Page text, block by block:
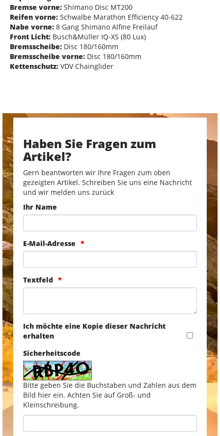
Bremse vorne: Shimano Disc MT200
Reifen vorne: Schwalbe Marathon Efficiency 40-622
Nabe vorne: 8 Gang Shimano Alfine Freilauf
Front Licht: Busch&Müller IQ-XS (80 Lux)
Bremsscheibe: Disc 180/160mm
Bremsscheibe vorne: Disc 180/160mm
Kettenschutz: VDV Chainglider
Haben Sie Fragen zum
Artikel?
Gern beantworten wir Ihre Fragen zum oben
gezeigten Artikel. Schreiben Sie uns eine Nachricht
und wir melden uns zurück
Ihr Name
E-Mail-Adresse
Textfeld
Ich möchte eine Kopie dieser Nachricht
erhalten
Sicherheitscode
Bitte geben Sie die Buchstaben und Zahlen aus dem
Bild hier ein. Achten Sie auf Groß- und
Kleinschreibung.